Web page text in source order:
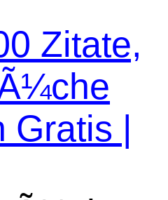
Zitate,
Gratis |